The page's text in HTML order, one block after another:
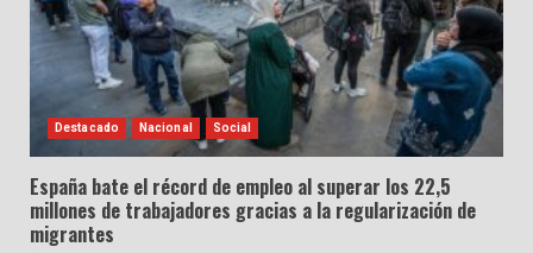
Destacado Nacional Social
España bate el récord de empleo al superar los 22,5
millones de trabajadores gracias a la regularización de
migrantes